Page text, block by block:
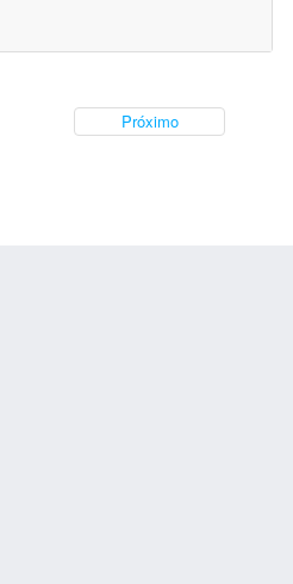
Próximo